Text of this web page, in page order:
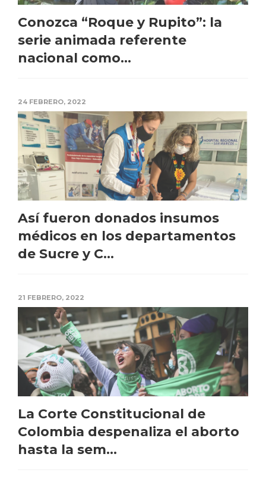
Conozca “Roque y Rupito”: la
serie animada referente
nacional como...
24 FEBRERO, 2022
Así fueron donados insumos
médicos en los departamentos
de Sucre y C...
21 FEBRERO, 2022
La Corte Constitucional de
Colombia despenaliza el aborto
hasta la sem...